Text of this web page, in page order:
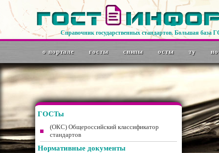
Справочник государственных стандартов. Большая база
о портале госты снипы осты ту
ГОСТы
(ОКС) Общероссийский классификатор
стандартов
Нормативные документы